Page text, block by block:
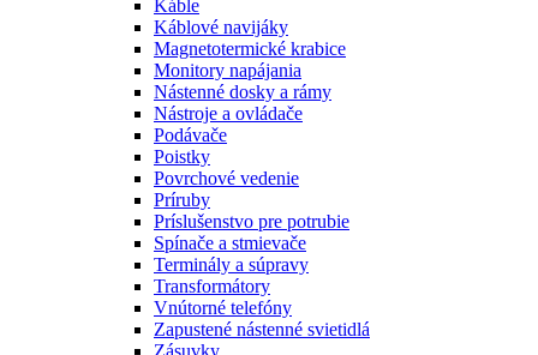
Káble
Káblové navijáky
Magnetotermické krabice
Monitory napájania
Nástenné dosky a rámy
Nástroje a ovládače
Podávače
Poistky
Povrchové vedenie
Príruby
Príslušenstvo pre potrubie
Spínače a stmievače
Terminály a súpravy
Transformátory
Vnútorné telefóny
Zapustené nástenné svietidlá
Zásuvky